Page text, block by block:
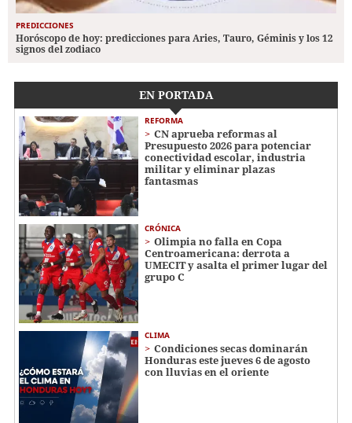
PREDICCIONES
Horóscopo de hoy: predicciones para Aries, Tauro, Géminis y los 12
signos del zodiaco
EN PORTADA
REFORMA
CN aprueba reformas al
Presupuesto 2026 para potenciar
conectividad escolar, industria
militar y eliminar plazas
fantasmas
CRÓNICA
Olimpia no falla en Copa
Centroamericana: derrota a
UMECIT y asalta el primer lugar del
grupo C
CLIMA
Condiciones secas dominarán
Honduras este jueves 6 de agosto
con lluvias en el oriente